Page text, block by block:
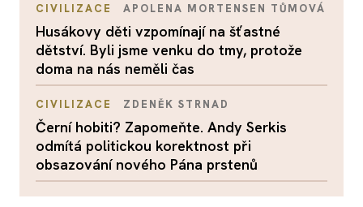
CIVILIZACE APOLENA MORTENSEN TŮMOVÁ
Husákovy děti vzpomínají na šťastné
dětství. Byli jsme venku do tmy, protože
doma na nás neměli čas
CIVILIZACE ZDENĚK STRNAD
Černí hobiti? Zapomeňte. Andy Serkis
odmítá politickou korektnost při
obsazování nového Pána prstenů